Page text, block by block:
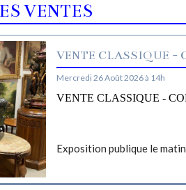
VENTES
VENTE CLASSIQUE -
Mercredi 26 Août 2026 à 14h
VENTE CLASSIQUE -
Exposition publique le